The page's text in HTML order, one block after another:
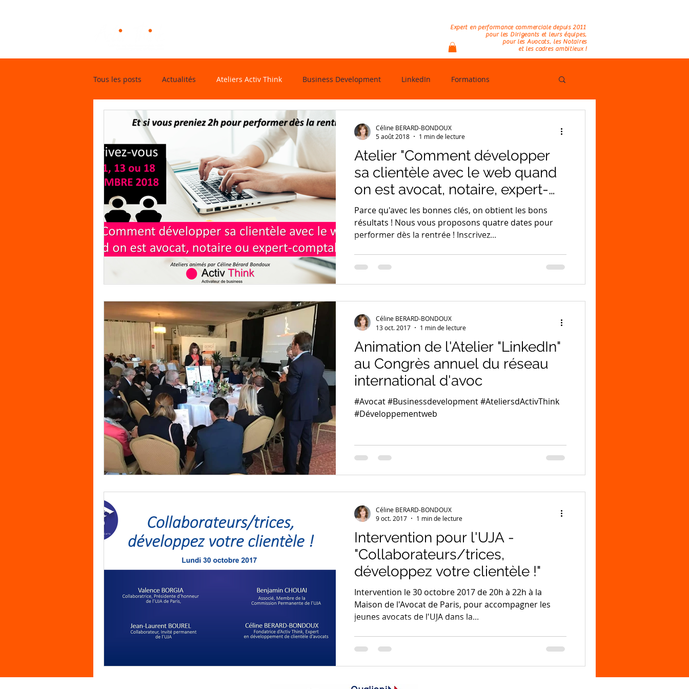
Expert en performance commerciale depuis 2011
pour les Dirigeants et leurs équipes,
pour les Avocats, les Notaires
et les cadres ambitieux !
Tous les posts Actualités Ateliers Activ Think Business Development LinkedIn Formations
Atelier "Comment développer
sa clientèle avec le web quand
on est avocat, notaire, expert-
comptable"
Parce qu'avec les bonnes clés, on obtient les bons
résultats ! Nous vous proposons quatre dates pour
performer dès la rentrée ! Inscrivez...
Céline BERARD-BONDOUX
5 août 2018
1 min de lecture
Animation de l'Atelier "LinkedIn"
au Congrès annuel du réseau
international d'avoc
#Avocat #Businessdevelopment #AteliersdActivThink
#Développementweb
Céline BERARD-BONDOUX
13 oct. 2017
1 min de lecture
Intervention pour l'UJA -
"Collaborateurs/trices,
développez votre clientèle !"
Intervention le 30 octobre 2017 de 20h à 22h à la
Maison de l'Avocat de Paris, pour accompagner les
jeunes avocats de l'UJA dans la...
Céline BERARD-BONDOUX
9 oct. 2017
1 min de lecture